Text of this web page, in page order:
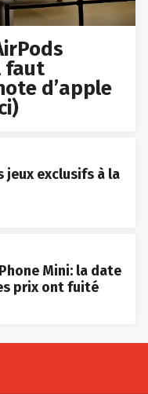
faut
d’apple
jeux exclusifs à la
Mini: la date
prix ont fuité